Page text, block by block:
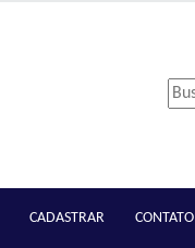
CADASTRAR CONTATO